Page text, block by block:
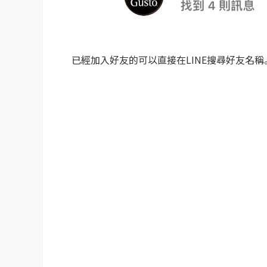
已經加入好友的可以直接在LINE搜尋好友名稱。